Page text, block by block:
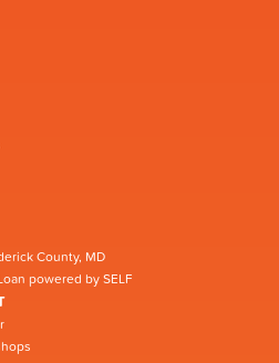
County, MD
powered by SELF